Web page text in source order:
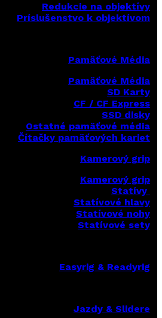
Redukcie na objektívy
Príslušenstvo k objektívom
Pamäťové Média
Pamäťové Média
SD Karty
CF / CF Express
SSD disky
Ostatné pamäťové média
Čítačky pamäťových kariet
Kamerový grip
Kamerový grip
Statívy
Statívové hlavy
Statívové nohy
Statívové sety
Easyrig & Readyrig
Jazdy & Slidere